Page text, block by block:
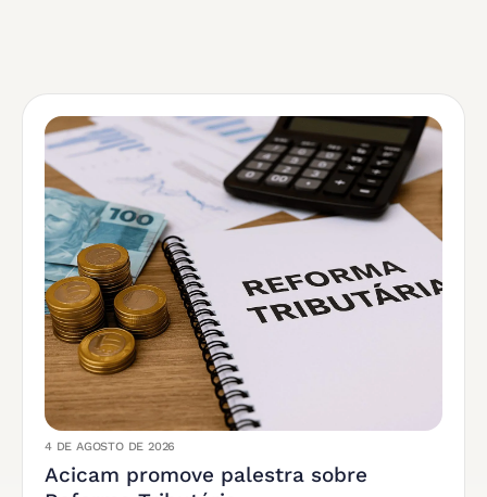
4 DE AGOSTO DE 2026
Acicam promove palestra sobre